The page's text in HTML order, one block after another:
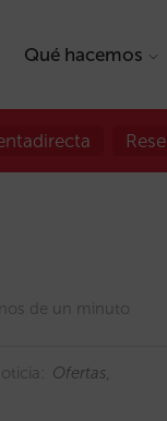
Qué hacemos
de un minuto
Ofertas